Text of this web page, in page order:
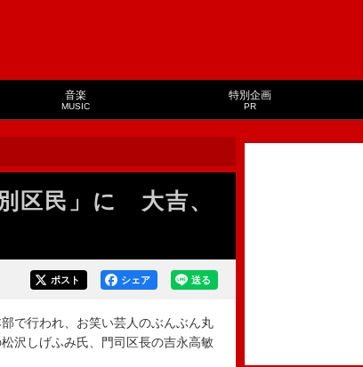
音楽
MUSIC
特別企画
PR
区民」に 大吉、
送る
シェア
ポスト
で行われ、お笑い芸人のぶんぶん丸
沢しげふみ氏、門司区長の吉永高敏